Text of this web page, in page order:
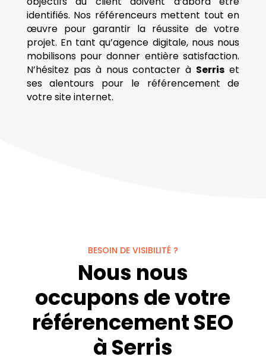
identifiés. Nos référenceurs mettent tout en
œuvre pour garantir la réussite de votre
projet. En tant qu’agence digitale, nous nous
mobilisons pour donner entière satisfaction.
N’hésitez pas à nous contacter à Serris et
ses alentours pour le référencement de
votre site internet.
BESOIN DE VISIBILITÉ ?
Nous nous
occupons de votre
référencement SEO
à Serris